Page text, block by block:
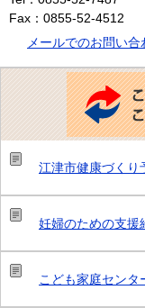
Fax：0855-52-4512
メールでのお問い合
見
る
人
こ
ん
な
江津市健康づくり
妊婦のための支援
こども家庭センタ